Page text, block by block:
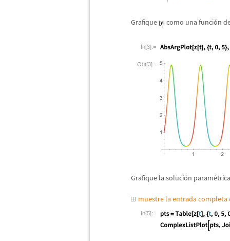
Grafique como una función
In[3]:=
Out[3]=
Grafique la solución paramé
muestre la entrada completa
In[5]:=